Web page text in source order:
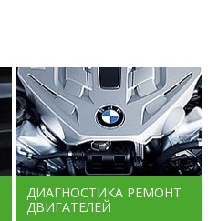
ДИАГНОСТИКА РЕМОНТ
ДВИГАТЕЛЕЙ